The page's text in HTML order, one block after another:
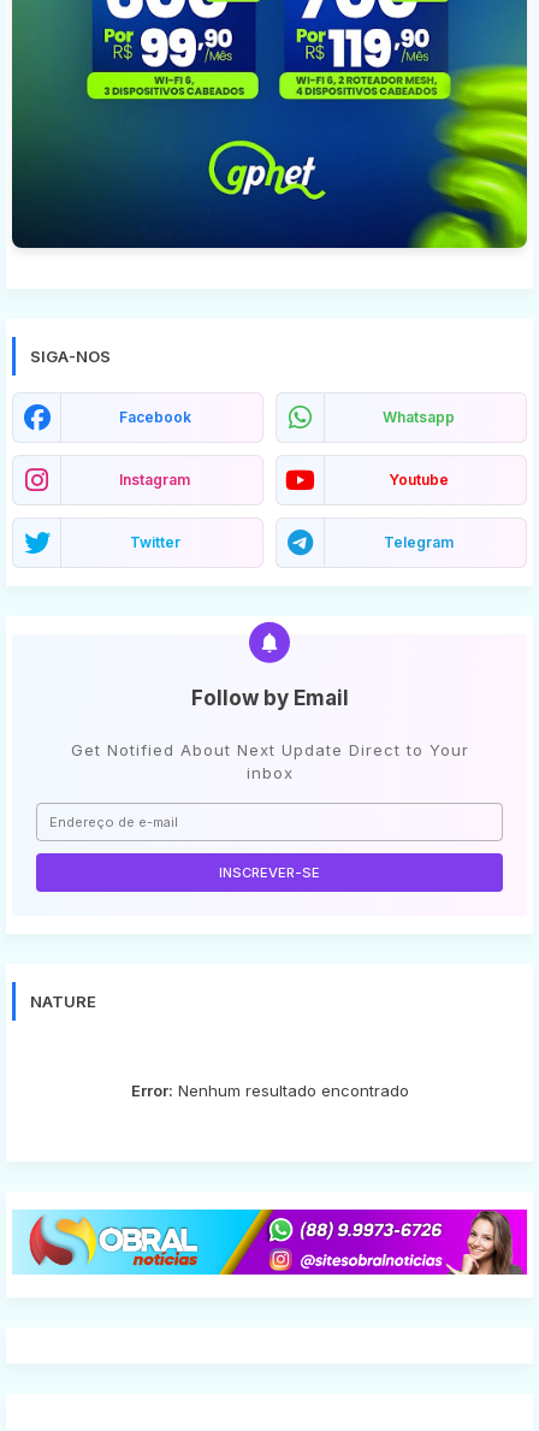
SIGA-NOS
Facebook Whatsapp
Instagram Youtube
Twitter Telegram
Follow by Email
Get Notified About Next Update Direct to Your
inbox
NATURE
Error: Nenhum resultado encontrado